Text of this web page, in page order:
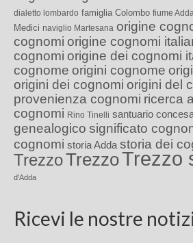
dialetto lombardo famiglia Colombo fiume Adda
Medici naviglio Martesana origine
cognomi origine cognomi
cognomi origine dei cognomi
cognome origini cognome
origini dei cognomi origini del
provenienza cognomi ricerca
cognomi Rino Tinelli santuario
genealogico significato
cognomi storia Adda storia dei
TrezzoTrezzoTrezzo
d'Adda
Ricevi le nostre